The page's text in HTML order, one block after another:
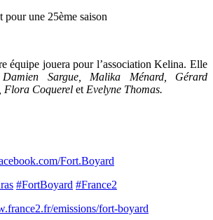
équipe jouera pour l’association Kelina. Elle
Damien Sargue, Malika Ménard, Gérard
Flora Coquerel et Evelyne Thomas.
Fort.Boyard
#FortBoyard #France2
emissions/fort-boyard